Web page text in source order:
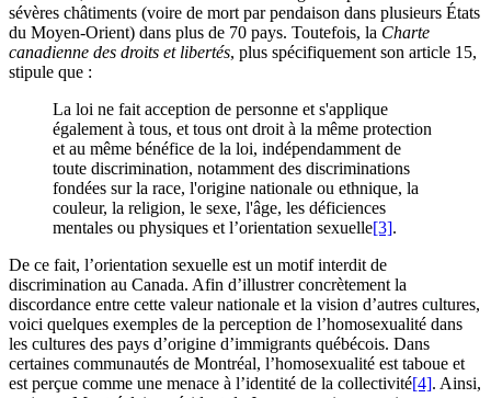
sévères châtiments (voire de mort par pendaison dans plusieurs États
du Moyen-Orient) dans plus de 70 pays. Toutefois, la Charte
canadienne des droits et libertés, plus spécifiquement son article 15,
stipule que :
La loi ne fait acception de personne et s'applique
également à tous, et tous ont droit à la même protection
et au même bénéfice de la loi, indépendamment de
toute discrimination, notamment des discriminations
fondées sur la race, l'origine nationale ou ethnique, la
couleur, la religion, le sexe, l'âge, les déficiences
mentales ou physiques et l’orientation sexuelle[3].
De ce fait, l’orientation sexuelle est un motif interdit de
discrimination au Canada. Afin d’illustrer concrètement la
discordance entre cette valeur nationale et la vision d’autres cultures,
voici quelques exemples de la perception de l’homosexualité dans
les cultures des pays d’origine d’immigrants québécois. Dans
certaines communautés de Montréal, l’homosexualité est taboue et
est perçue comme une menace à l’identité de la collectivité[4]. Ainsi,